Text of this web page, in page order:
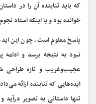
که باید تنابنده آن را در
خوانده بود و یا اینکه استاد
پاسخ معلوم است، چون این
نبود به نتیجه برسد و ادامه
عجیب‌وغریب و تازه طراحی
ایده‌هایی که تنابنده ارائه
تنها داستانی به تصویر